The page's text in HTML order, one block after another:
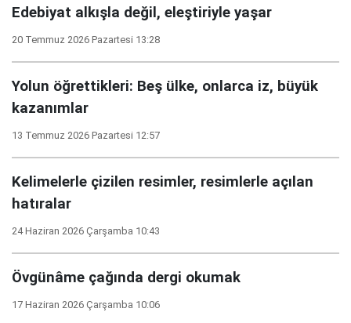
Edebiyat alkışla değil, eleştiriyle yaşar
20 Temmuz 2026 Pazartesi 13:28
Yolun öğrettikleri: Beş ülke, onlarca iz, büyük
kazanımlar
13 Temmuz 2026 Pazartesi 12:57
Kelimelerle çizilen resimler, resimlerle açılan
hatıralar
24 Haziran 2026 Çarşamba 10:43
Övgünâme çağında dergi okumak
17 Haziran 2026 Çarşamba 10:06